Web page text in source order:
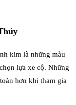
kim là những màu
lựa xe cộ. Những
hơn khi tham gia